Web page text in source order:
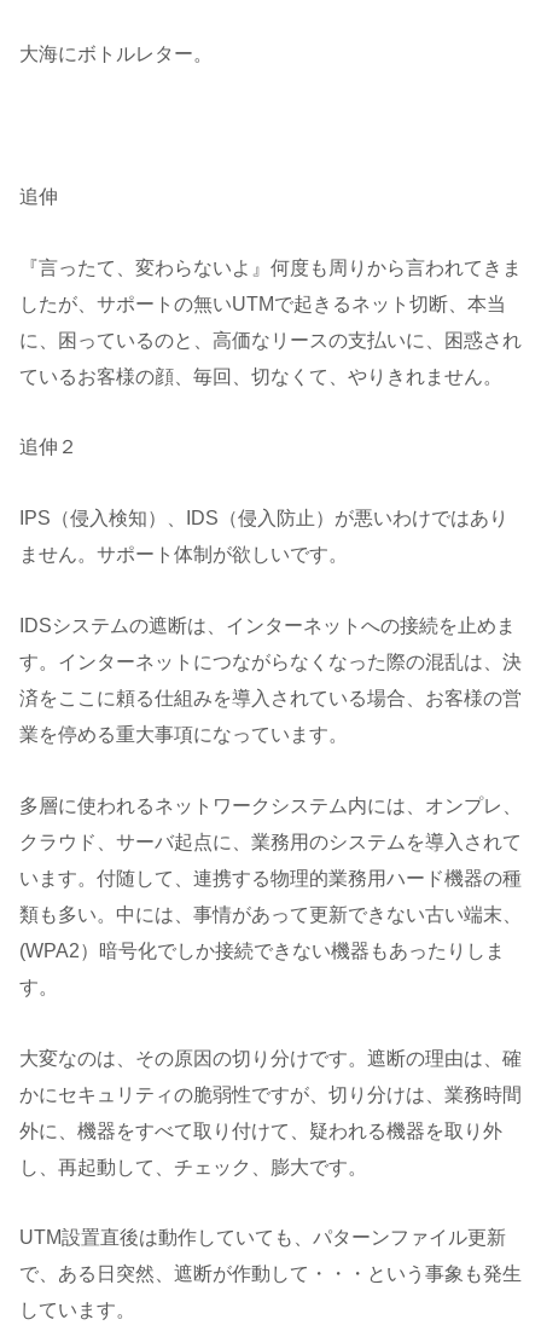
大海にボトルレター。
追伸
『言ったて、変わらないよ』何度も周りから言われてきま
したが、サポートの無いUTMで起きるネット切断、本当
に、困っているのと、高価なリースの支払いに、困惑され
ているお客様の顔、毎回、切なくて、やりきれません。
追伸２
IPS（侵入検知）、IDS（侵入防止）が悪いわけではあり
ません。サポート体制が欲しいです。
IDSシステムの遮断は、インターネットへの接続を止めま
す。インターネットにつながらなくなった際の混乱は、決
済をここに頼る仕組みを導入されている場合、お客様の営
業を停める重大事項になっています。
多層に使われるネットワークシステム内には、オンプレ、
クラウド、サーバ起点に、業務用のシステムを導入されて
います。付随して、連携する物理的業務用ハード機器の種
類も多い。中には、事情があって更新できない古い端末、
(WPA2）暗号化でしか接続できない機器もあったりしま
す。
大変なのは、その原因の切り分けです。遮断の理由は、確
かにセキュリティの脆弱性ですが、切り分けは、業務時間
外に、機器をすべて取り付けて、疑われる機器を取り外
し、再起動して、チェック、膨大です。
UTM設置直後は動作していても、パターンファイル更新
で、ある日突然、遮断が作動して・・・という事象も発生
しています。